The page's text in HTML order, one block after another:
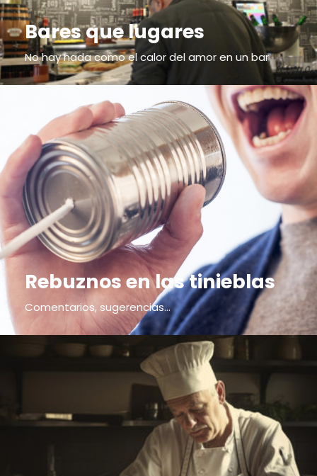
Bares que lugares
No hay nada como el calor del amor en un bar
Rebuznos en las tinieblas
Comentarios, sugerencias...